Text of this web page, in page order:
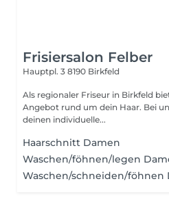
Frisiersalon Felber
Hauptpl. 3 8190 Birkfeld
Als regionaler Friseur in Birkfeld
Angebot rund um dein Haar. Bei
deinen individuelle...
Haarschnitt Damen
Waschen/föhnen/legen
Waschen/schneiden/föhnen